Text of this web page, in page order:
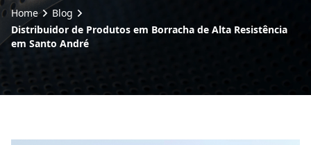
Home
Blog
Distribuidor de Produtos em Borracha de Alta Resistência
em Santo André